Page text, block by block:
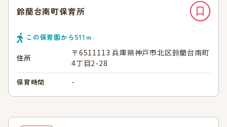
鈴蘭台南町保育所
この保育園から511 ｍ
住所
〒6511113 兵庫県神戸市北区鈴蘭台南町
4丁目2-28
保育時間 -